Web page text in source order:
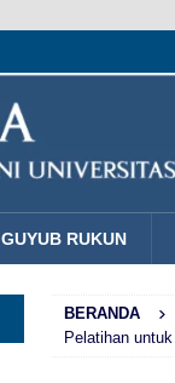
GUYUB RUKUN
BERANDA
Pelatihan